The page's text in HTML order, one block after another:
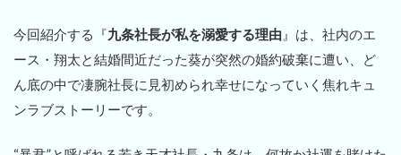
今回紹介する『九条社長が私を溺愛する理由 』は、社内のエ
ース・翔太と結婚間近だった葵が突然の婚約破棄に遭い、ど
ん底の中で凄腕社長に見初められ幸せになっていく焦れキュ
ンラブストーリーです。